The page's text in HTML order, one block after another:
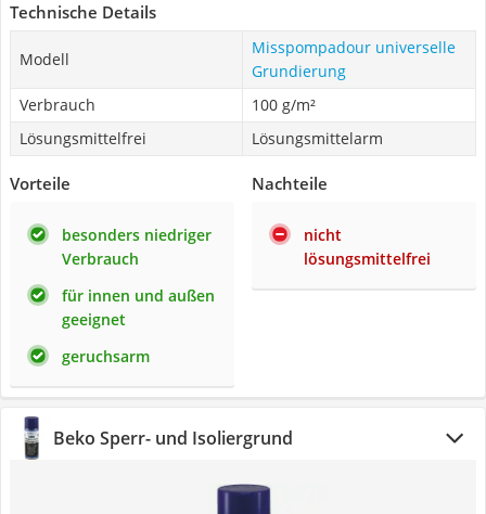
Technische Details
Modell
Misspompadour universelle
Grundierung
Verbrauch
100 g/m²
Lösungsmittelfrei
Lösungsmittelarm
Vorteile
besonders niedriger
Verbrauch
für innen und außen
geeignet
geruchsarm
Nachteile
nicht
lösungsmittelfrei
Beko Sperr- und Isoliergrund